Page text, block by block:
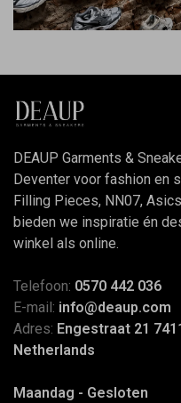
DEAUP Garments &
Deventer voor fashion en
Filling Pieces, NN07,
bieden we inspiratie én
winkel als online.
Telefoon: 0570 442 036
E-mail: info@deaup.com
Adres: Engestraat 21
Netherlands
Maandag - Gesloten